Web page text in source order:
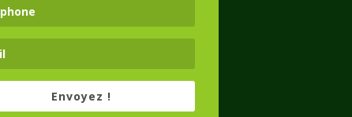
Envoyez !